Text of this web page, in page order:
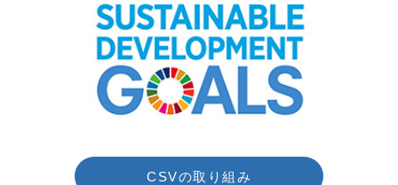
CSVの取り組み